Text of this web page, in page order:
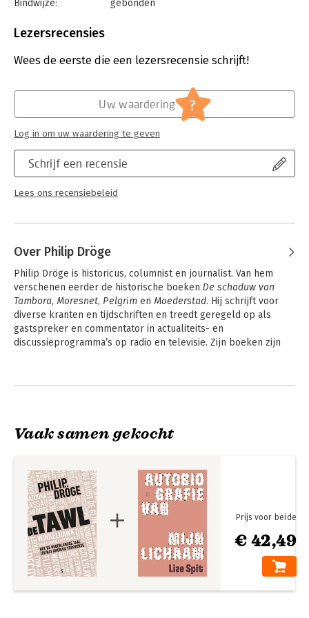
Bindwijze:
gebonden
Uitgever:
Verschijningsdatum:
26-9-2023
Literatuur en romans
Lezersrecensies
Wees de eerste die een lezersrecensie schrijft!
Schrijf een recensie
Lees ons recensiebeleid
Uw waardering ?
Log in om uw waardering te geven
Over Philip Dröge
Philip Dröge is historicus, columnist en journalist. Van hem
verschenen eerder de historische boeken De schaduw van
Tambora, Moresnet, Pelgrim en Moederstad. Hij schrijft voor
diverse kranten en tijdschriften en treedt geregeld op als
gastspreker en commentator in actualiteits- en
discussieprogramma’s op radio en televisie. Zijn boeken zijn
Andere boeken door Philip Dröge
De Tawl
De schaduw van
Tambora
Vaak samen gekocht
€ 42,49
Prijs voor beide